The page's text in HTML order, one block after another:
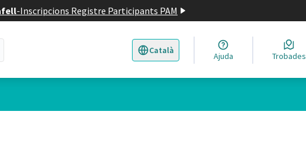
-Inscripcions Registre Participants PAM
Català
Triar la llengua Elegir el idioma
Ajuda Trobades